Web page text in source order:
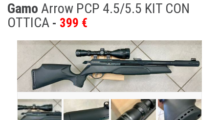
Gamo Arrow PCP 4.5/5.5 KIT CON
OTTICA
399 €